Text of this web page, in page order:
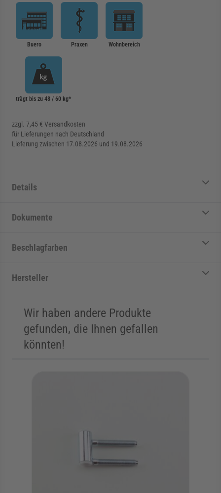
Buero Praxen Wohnbereich
trägt bis zu 48 / 60 kg*
zzgl. 7,45 € Versandkosten
für Lieferungen nach Deutschland
Lieferung zwischen 17.08.2026 und 19.08.2026
Details
Dokumente
Beschlagfarben
Hersteller
Wir haben andere Produkte
gefunden, die Ihnen gefallen
könnten!